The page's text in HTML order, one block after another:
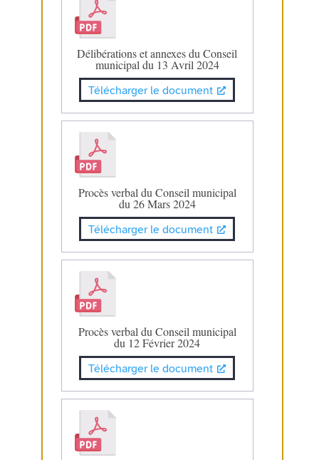
Délibérations et annexes du Conseil
municipal du 13 Avril 2024
Télécharger le document
Procès verbal du Conseil municipal
du 26 Mars 2024
Télécharger le document
Procès verbal du Conseil municipal
du 12 Février 2024
Télécharger le document